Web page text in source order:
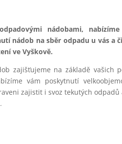
nádobami,
nádob na sběr odpadu u vás a
ve Vyškově.
zajišťujeme na základě vašich
vám poskytnutí
zajistit i svoz tekutých odpadů